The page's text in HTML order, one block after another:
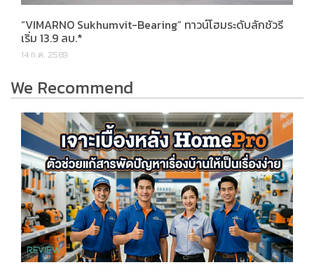
“VIMARNO Sukhumvit-Bearing” ทาวน์โฮมระดับลักชัวรี
เริ่ม 13.9 ลบ.*
14 ก.ค. 2569
We Recommend